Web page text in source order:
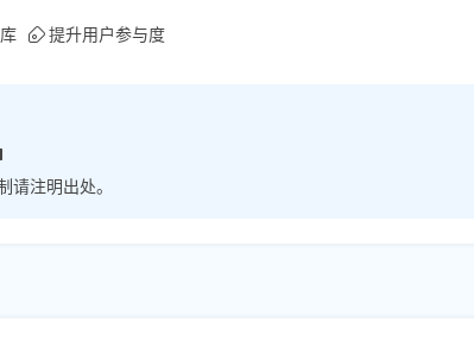
提升用户参与度
注明出处。